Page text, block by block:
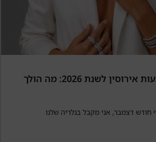
טרנדים בטבעות אירוסין לשנת 2026: מה הולך
חודש דצמבר, אני מקבל בגלריה שלנו